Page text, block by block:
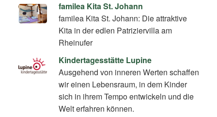
familea Kita St. Johann
familea Kita St. Johann: Die attraktive
Kita in der edlen Patriziervilla am
Rheinufer
Kindertagesstätte Lupine
Ausgehend von inneren Werten schaffen
wir einen Lebensraum, in dem Kinder
sich in ihrem Tempo entwickeln und die
Welt erfahren können.